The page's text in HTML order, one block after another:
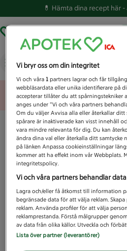
💊 Hämta dina recept här -
Vad letar du efter idag?
Unknown
Vi bryr oss om din integritet
Vi och våra1 partners lagrar och får
webbläsardata eller unika identifierare på
accepterar tillåter du att spårningstekniker
anges under ”Vi och våra partners
Om du väljer Avvisa alla eller återkallar ditt
spårare är inaktiverade kan visst innehåll
vara mindre relevanta för dig. Du kan
ändra dina val eller återkalla ditt samtycke
på länken Anpassa cookieinställningar
kommer att ha effekt inom vår Webbplats.
integritetspolicy.
Vi och våra partners behandlar
Lagra och/eller få åtkomst till information
begränsade data för att välja reklam.
reklam. Använda profiler för att välja
reklamprestanda. Förstå målgrupper
av data från olika källor. Utveckla och
Lista över partner (leverantörer)